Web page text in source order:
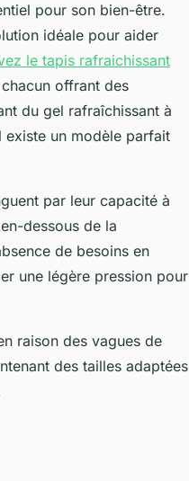
pour son bien-être.
idéale pour aider
le tapis rafraichissant
offrant des
du gel rafraîchissant à
existe un modèle parfait
par leur capacité à
dessous de la
de besoins en
une légère pression pour
raison des vagues de
des tailles adaptées